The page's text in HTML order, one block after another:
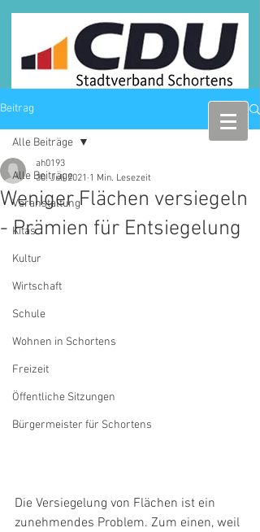
Beitrag
Alle Beiträge
Veranstaltung
Kitas
Kultur
Wirtschaft
Schule
Wohnen in Schortens
Freizeit
Öffentliche Sitzungen
Bürgermeister für Schortens
Alle Beiträge
Weniger Flächen versiegeln
- Prämien für Entsiegelung
ah0193
30. Juli 2021 1 Min. Lesezeit
Die Versiegelung von Flächen ist ein
zunehmendes Problem. Zum einen, weil